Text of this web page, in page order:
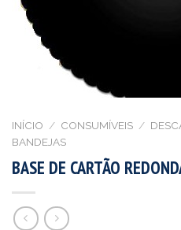
INÍCIO / CONSUMÍVEIS /
BANDEJAS
BASE DE CARTÃO